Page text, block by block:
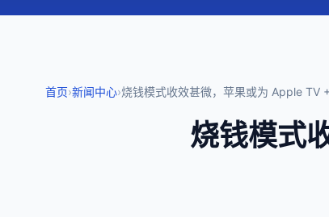
首页›新闻中心›烧钱模式收效甚微，苹果或为 Apple TV
烧钱模式